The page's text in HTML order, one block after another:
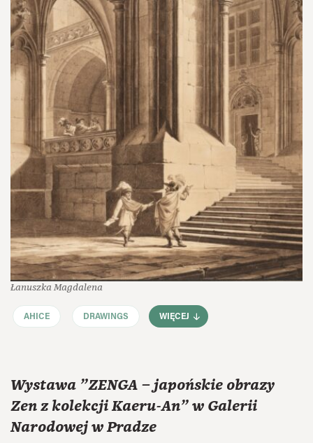
Łanuszka Magdalena
AHICE DRAWINGS WIĘCEJ
Wystawa "ZENGA ⁠–⁠ japońskie obrazy
Zen z kolekcji Kaeru-An" w Galerii
Narodowej w Pradze